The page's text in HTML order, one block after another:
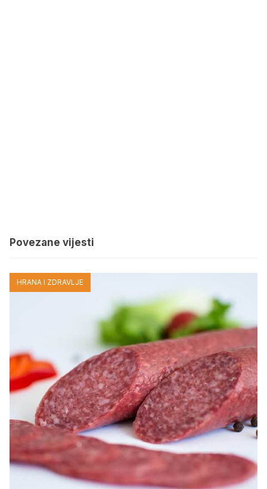
Povezane vijesti
HRANA I ZDRAVLJE